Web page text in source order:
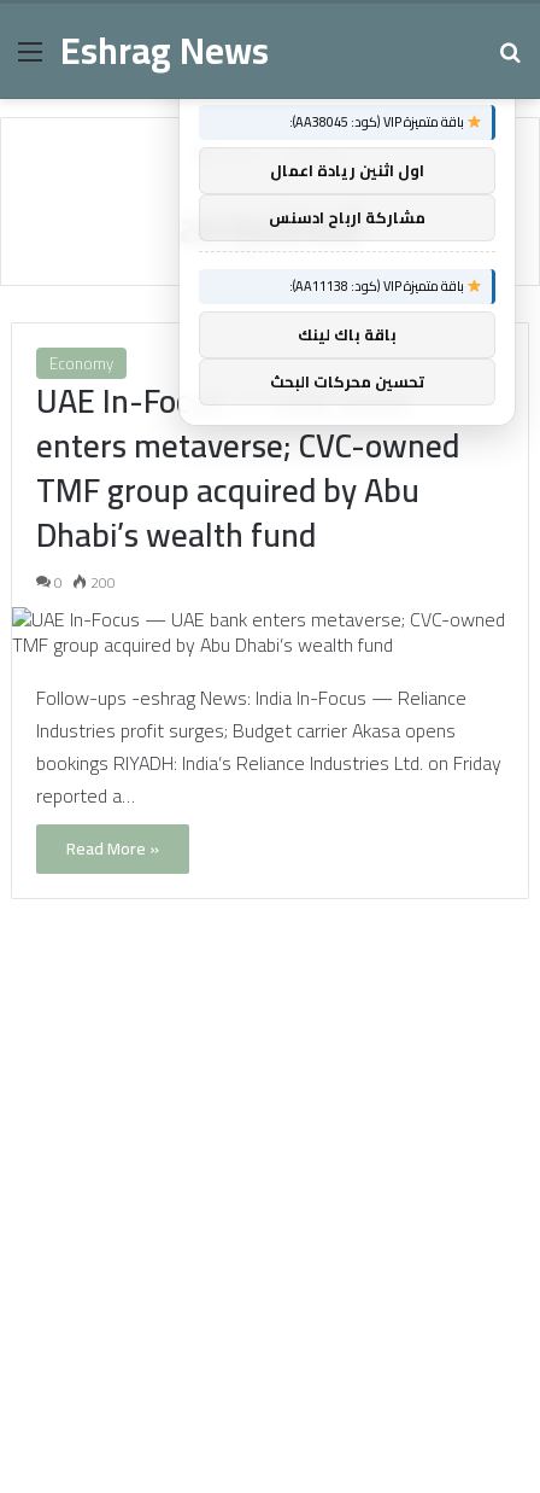
MenuEshrag News
Home/acquired
acquired
Economy
UAE In-Focus — UAE bank
enters metaverse; CVC-owned
TMF group acquired by Abu
Dhabi’s wealth fund
0 200
Follow-ups -eshrag News: India In-Focus — Reliance
Industries profit surges; Budget carrier Akasa opens
bookings RIYADH: India’s Reliance Industries Ltd. on Friday
reported a…
Read More »
×
باقة متميزة VIP (كود: AA38045):
اول اثنين ريادة اعمال
مشاركة ارباح ادسنس
باقة متميزة VIP (كود: AA11138):
باقة باك لينك
تحسين محركات البحث